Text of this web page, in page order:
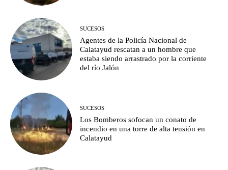
SUCESOS
Agentes de la Policía Nacional de
Calatayud rescatan a un hombre que
estaba siendo arrastrado por la corriente
del río Jalón
SUCESOS
Los Bomberos sofocan un conato de
incendio en una torre de alta tensión en
Calatayud